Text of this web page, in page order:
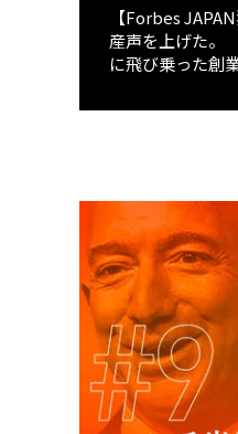
【Forbes
産声を上げた。
に飛び乗った創